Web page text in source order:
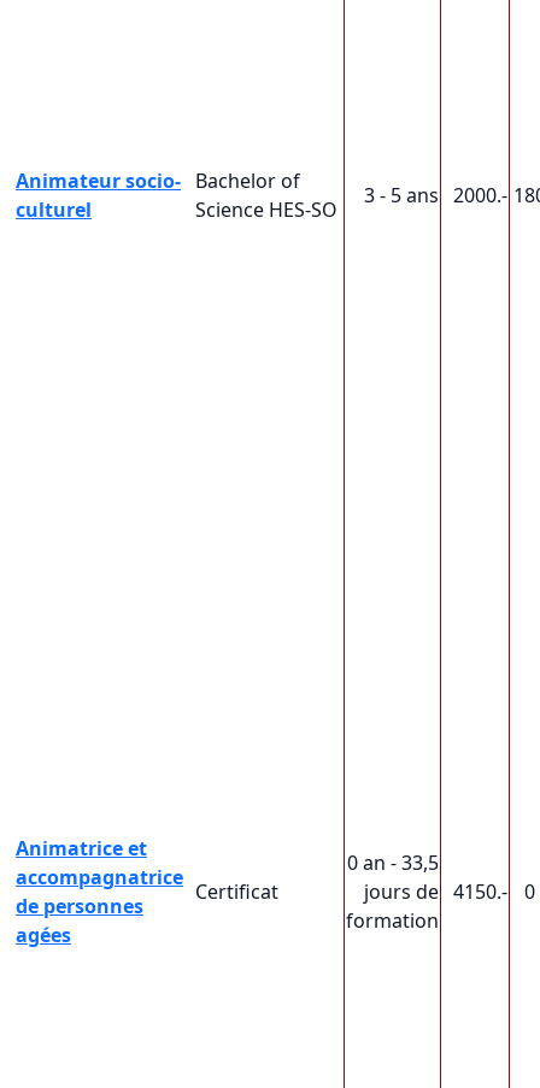
Animateur socio-
culturel
Bachelor of
Science HES-SO
3 - 5 ans 2000.-
Animatrice et
accompagnatrice
de personnes
agées
Certificat
0 an - 33,5
jours de
formation
4150.- 0